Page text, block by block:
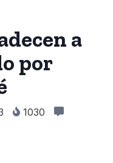
a
por
1030